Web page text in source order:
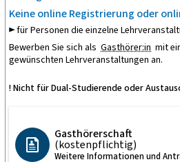
Keine online Registrierung oder
► für Personen die einzelne
Bewerben Sie sich als Gasthörer:in mit
gewünschten Lehrveranstaltungen an.
! Nicht für Dual-Studierende oder
Gasthörerschaft
(kostenpflichtig)
Weitere Informationen und